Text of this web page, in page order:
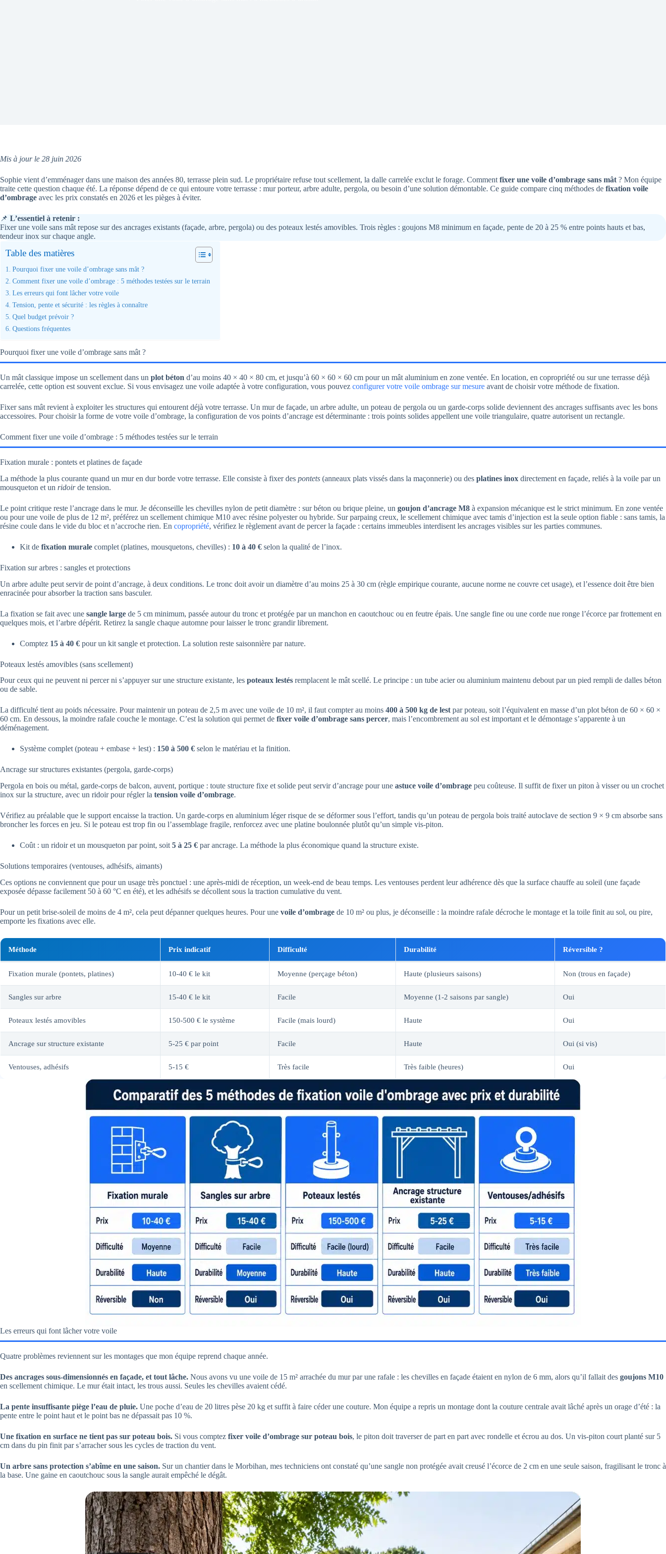
Mis à jour le 28 juin 2026
Sophie vient d’emménager dans une maison des années 80, terrasse plein sud. Le propriétaire refuse tout scellement, la dalle carrelée exclut le forage. Comment fixer une voile d’ombrage sans mât ? Mon équipe
traite cette question chaque été. La réponse dépend de ce qui entoure votre terrasse : mur porteur, arbre adulte, pergola, ou besoin d’une solution démontable. Ce guide compare cinq méthodes de fixation voile
d’ombrage avec les prix constatés en 2026 et les pièges à éviter.
📌 L’essentiel à retenir :
Fixer une voile sans mât repose sur des ancrages existants (façade, arbre, pergola) ou des poteaux lestés amovibles. Trois règles : goujons M8 minimum en façade, pente de 20 à 25 % entre points hauts et bas,
tendeur inox sur chaque angle.
Table des matières
Pourquoi fixer une voile d’ombrage sans mât ?
Comment fixer une voile d’ombrage : 5 méthodes testées sur le terrain
Les erreurs qui font lâcher votre voile
Tension, pente et sécurité : les règles à connaître
Quel budget prévoir ?
Questions fréquentes
Pourquoi fixer une voile d’ombrage sans mât ?
Un mât classique impose un scellement dans un plot béton d’au moins 40 × 40 × 80 cm, et jusqu’à 60 × 60 × 60 cm pour un mât aluminium en zone ventée. En location, en copropriété ou sur une terrasse déjà
carrelée, cette option est souvent exclue. Si vous envisagez une voile adaptée à votre configuration, vous pouvez configurer votre voile ombrage sur mesure avant de choisir votre méthode de fixation.
Fixer sans mât revient à exploiter les structures qui entourent déjà votre terrasse. Un mur de façade, un arbre adulte, un poteau de pergola ou un garde-corps solide deviennent des ancrages suffisants avec les bons
accessoires. Pour choisir la forme de votre voile d’ombrage, la configuration de vos points d’ancrage est déterminante : trois points solides appellent une voile triangulaire, quatre autorisent un rectangle.
Comment fixer une voile d’ombrage : 5 méthodes testées sur le terrain
Fixation murale : pontets et platines de façade
La méthode la plus courante quand un mur en dur borde votre terrasse. Elle consiste à fixer des pontets (anneaux plats vissés dans la maçonnerie) ou des platines inox directement en façade, reliés à la voile par un
mousqueton et un ridoirde tension.
Le point critique reste l’ancrage dans le mur. Je déconseille les chevilles nylon de petit diamètre : sur béton ou brique pleine, un goujon d’ancrage M8 à expansion mécanique est le strict minimum. En zone ventée
ou pour une voile de plus de 12 m², préférez un scellement chimique M10 avec résine polyester ou hybride. Sur parpaing creux, le scellement chimique avec tamis d’injection est la seule option fiable : sans tamis, la
résine coule dans le vide du bloc et n’accroche rien. En copropriété, vérifiez le règlement avant de percer la façade : certains immeubles interdisent les ancrages visibles sur les parties communes.
Kit de fixation murale complet (platines, mousquetons, chevilles) : 10 à 40 € selon la qualité de l’inox.
Fixation sur arbres : sangles et protections
Un arbre adulte peut servir de point d’ancrage, à deux conditions. Le tronc doit avoir un diamètre d’au moins 25 à 30 cm (règle empirique courante, aucune norme ne couvre cet usage), et l’essence doit être bien
enracinée pour absorber la traction sans basculer.
La fixation se fait avec une sangle large de 5 cm minimum, passée autour du tronc et protégée par un manchon en caoutchouc ou en feutre épais. Une sangle fine ou une corde nue ronge l’écorce par frottement en
quelques mois, et l’arbre dépérit. Retirez la sangle chaque automne pour laisser le tronc grandir librement.
Comptez 15 à 40 € pour un kit sangle et protection. La solution reste saisonnière par nature.
Poteaux lestés amovibles (sans scellement)
Pour ceux qui ne peuvent ni percer ni s’appuyer sur une structure existante, les poteaux lestés remplacent le mât scellé. Le principe : un tube acier ou aluminium maintenu debout par un pied rempli de dalles béton
ou de sable.
La difficulté tient au poids nécessaire. Pour maintenir un poteau de 2,5 m avec une voile de 10 m², il faut compter au moins 400 à 500 kg de lest par poteau, soit l’équivalent en masse d’un plot béton de 60 × 60 ×
60 cm. En dessous, la moindre rafale couche le montage. C’est la solution qui permet de fixer voile d’ombrage sans percer, mais l’encombrement au sol est important et le démontage s’apparente à un
déménagement.
Système complet (poteau + embase + lest) : 150 à 500 € selon le matériau et la finition.
Ancrage sur structures existantes (pergola, garde-corps)
Pergola en bois ou métal, garde-corps de balcon, auvent, portique : toute structure fixe et solide peut servir d’ancrage pour une astuce voile d’ombrage peu coûteuse. Il suffit de fixer un piton à visser ou un crochet
inox sur la structure, avec un ridoir pour régler la tension voile d’ombrage.
Vérifiez au préalable que le support encaisse la traction. Un garde-corps en aluminium léger risque de se déformer sous l’effort, tandis qu’un poteau de pergola bois traité autoclave de section 9 × 9 cm absorbe sans
broncher les forces en jeu. Si le poteau est trop fin ou l’assemblage fragile, renforcez avec une platine boulonnée plutôt qu’un simple vis-piton.
Coût : un ridoir et un mousqueton par point, soit 5 à 25 € par ancrage. La méthode la plus économique quand la structure existe.
Solutions temporaires (ventouses, adhésifs, aimants)
Ces options ne conviennent que pour un usage très ponctuel : une après-midi de réception, un week-end de beau temps. Les ventouses perdent leur adhérence dès que la surface chauffe au soleil (une façade
exposée dépasse facilement 50 à 60 °C en été), et les adhésifs se décollent sous la traction cumulative du vent.
Pour un petit brise-soleil de moins de 4 m², cela peut dépanner quelques heures. Pour une voile d’ombrage de 10 m² ou plus, je déconseille : la moindre rafale décroche le montage et la toile finit au sol, ou pire,
emporte les fixations avec elle.
Méthode Prix indicatif Difficulté Durabilité Réversible ?
Fixation murale (pontets, platines) 10-40 € le kit Moyenne (perçage béton) Haute (plusieurs saisons) Non (trous en façade)
Sangles sur arbre 15-40 € le kit Facile Moyenne (1-2 saisons par sangle) Oui
Poteaux lestés amovibles 150-500 € le système Facile (mais lourd) Haute Oui
Ancrage sur structure existante 5-25 € par point Facile Haute Oui (si vis)
Ventouses, adhésifs 5-15 € Très facile Très faible (heures) Oui
Les erreurs qui font lâcher votre voile
Quatre problèmes reviennent sur les montages que mon équipe reprend chaque année.
Des ancrages sous-dimensionnés en façade, et tout lâche. Nous avons vu une voile de 15 m² arrachée du mur par une rafale : les chevilles en façade étaient en nylon de 6 mm, alors qu’il fallait des goujons M10
en scellement chimique. Le mur était intact, les trous aussi. Seules les chevilles avaient cédé.
La pente insuffisante piège l’eau de pluie. Une poche d’eau de 20 litres pèse 20 kg et suffit à faire céder une couture. Mon équipe a repris un montage dont la couture centrale avait lâché après un orage d’été : la
pente entre le point haut et le point bas ne dépassait pas 10 %.
Une fixation en surface ne tient pas sur poteau bois. Si vous comptez fixer voile d’ombrage sur poteau bois, le piton doit traverser de part en part avec rondelle et écrou au dos. Un vis-piton court planté sur 5
cm dans du pin finit par s’arracher sous les cycles de traction du vent.
Un arbre sans protection s’abîme en une saison. Sur un chantier dans le Morbihan, mes techniciens ont constaté qu’une sangle non protégée avait creusé l’écorce de 2 cm en une seule saison, fragilisant le tronc à
la base. Une gaine en caoutchouc sous la sangle aurait empêché le dégât.